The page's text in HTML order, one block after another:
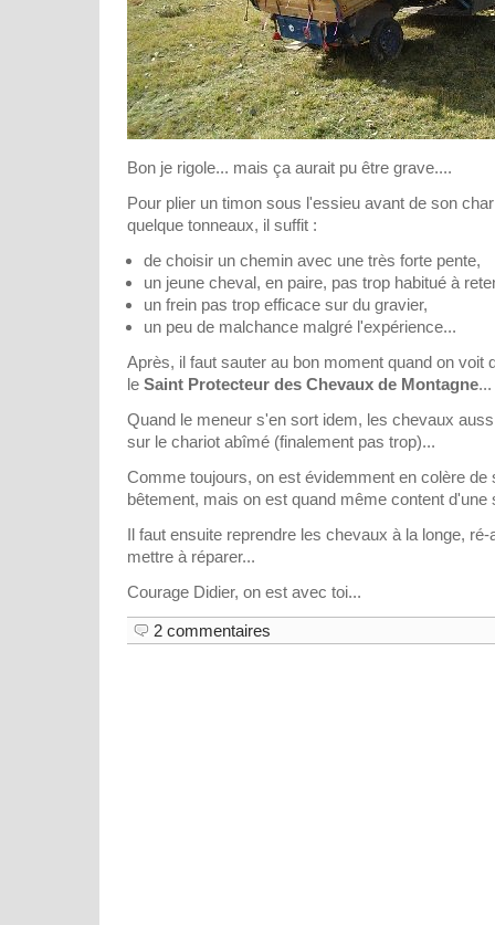
Bon je rigole... mais ça aurait pu être grave....
Pour plier un timon sous l'essieu avant de son
quelque tonneaux, il suffit :
de choisir un chemin avec une très forte pente,
un jeune cheval, en paire, pas trop habitué à
un frein pas trop efficace sur du gravier,
un peu de malchance malgré l'expérience...
Après, il faut sauter au bon moment quand on voit
le Saint Protecteur des Chevaux de Montagne...
Quand le meneur s'en sort idem, les chevaux
sur le chariot abîmé (finalement pas trop)...
Comme toujours, on est évidemment en colère de
bêtement, mais on est quand même content d'une
Il faut ensuite reprendre les chevaux à la longe,
mettre à réparer...
Courage Didier, on est avec toi...
2 commentaires